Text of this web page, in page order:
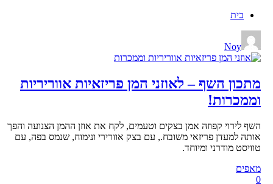
בית
Noy
מתכון השף – לאוזני המן פריזאיות אווריריות
וממכרות!
השף לירוי קפוזה אמן בצקים וטעמים, לקח את אוזן ההמן הצנועה והפך
אותה למעדן פריזאי משובח., עם בצק אוורירי ונימוח, שנמס בפה, עם
טוויסט מודרני ומיוחד.
מאפים